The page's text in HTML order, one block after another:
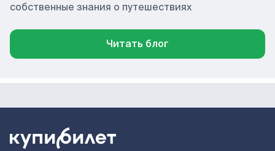
собственные знания о путешествиях
Читать блог